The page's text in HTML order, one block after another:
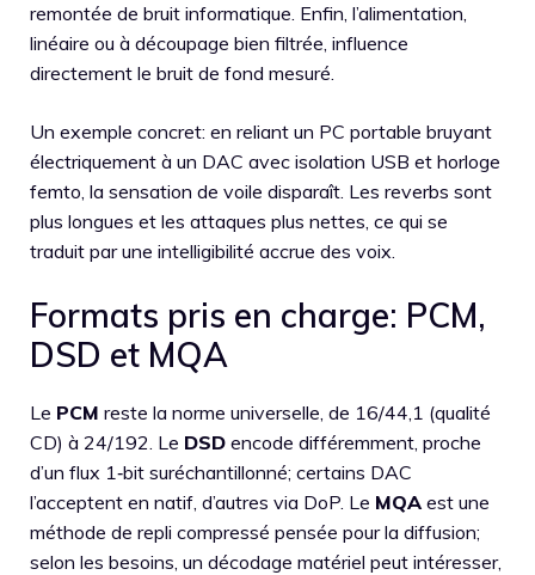
remontée de bruit informatique. Enfin, l’alimentation,
linéaire ou à découpage bien filtrée, influence
directement le bruit de fond mesuré.
Un exemple concret: en reliant un PC portable bruyant
électriquement à un DAC avec isolation USB et horloge
femto, la sensation de voile disparaît. Les reverbs sont
plus longues et les attaques plus nettes, ce qui se
traduit par une intelligibilité accrue des voix.
Formats pris en charge: PCM,
DSD et MQA
Le PCM reste la norme universelle, de 16/44,1 (qualité
CD) à 24/192. Le DSD encode différemment, proche
d’un flux 1‑bit suréchantillonné; certains DAC
l’acceptent en natif, d’autres via DoP. Le MQA est une
méthode de repli compressé pensée pour la diffusion;
selon les besoins, un décodage matériel peut intéresser,